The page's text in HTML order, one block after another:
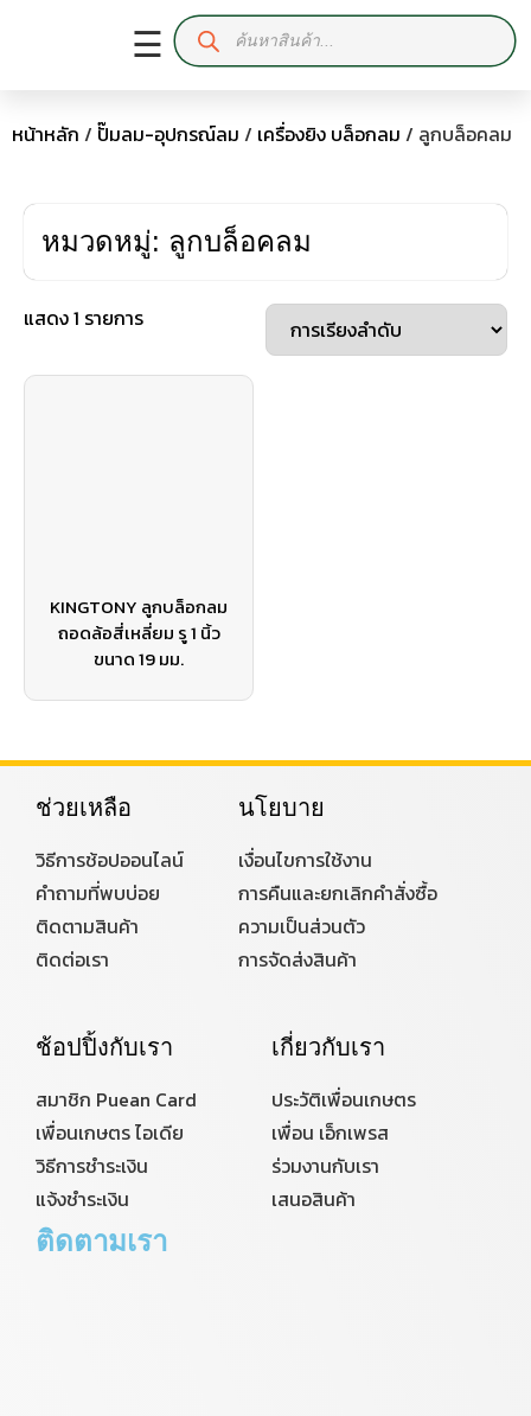
☰
หน้าหลัก / ปั๊มลม-อุปกรณ์ลม / เครื่องยิง บล็อกลม / ลูกบล็อคลม
หมวดหมู่: ลูกบล็อคลม
แสดง 1 รายการ
KINGTONY ลูกบล็อกลม
ถอดล้อสี่เหลี่ยม รู 1 นิ้ว
ขนาด 19 มม.
ช่วยเหลือ
วิธีการช้อปออนไลน์
คำถามที่พบบ่อย
ติดตามสินค้า
ติดต่อเรา
นโยบาย
เงื่อนไขการใช้งาน
การคืนและยกเลิกคำสั่งซื้อ
ความเป็นส่วนตัว
การจัดส่งสินค้า
ช้อปปิ้งกับเรา
สมาชิก Puean Card
เพื่อนเกษตร ไอเดีย
วิธีการชำระเงิน
แจ้งชำระเงิน
เกี่ยวกับเรา
ประวัติเพื่อนเกษตร
เพื่อน เอ็กเพรส
ร่วมงานกับเรา
เสนอสินค้า
ติดตามเรา